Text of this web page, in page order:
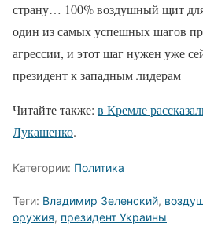
страну… 100% воздушный щит
один из самых успешных шагов
агрессии, и этот шаг нужен уже
президент к западным лидерам
Читайте также: в Кремле
Лукашенко.
Категории: Политика
Теги: Владимир Зеленский,
оружия, президент Украины